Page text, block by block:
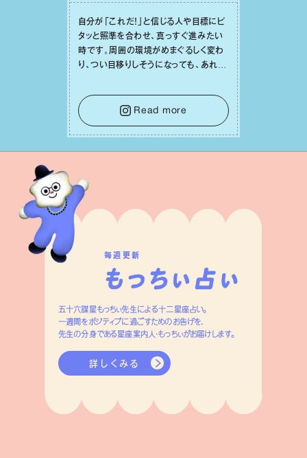
⾃分が「これだ！」と信じる⼈や⽬標にピ
タッと照準を合わせ、真っすぐ進みたい
時です。周囲の環境がめまぐるしく変わ
り、つい⽬移りしそうになっても、あれこ
をそっと⼿放し、⽬の前のことに集中しま
しょう。そのブレない決意が、あなたにと
って有意義で安定した成果を引き寄せま
す。
Read more
毎週更新
五十六謀星もっちぃ先生による十二星座占い。
一週間をポジティブに過ごすためのお告げを、
先生の分身である星座案内人・もっちぃがお届けします。
詳しくみる